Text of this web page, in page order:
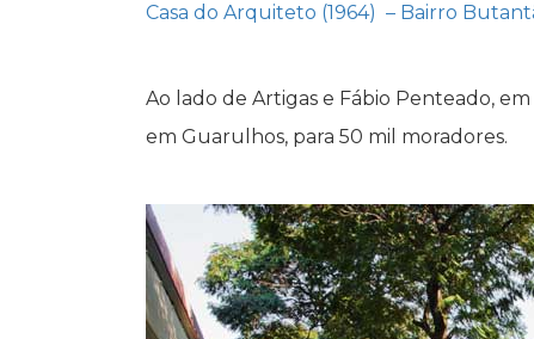
Casa do Arquiteto (1964) – Bairro
Ao lado de Artigas e Fábio Penteado,
em Guarulhos, para 50 mil moradores.